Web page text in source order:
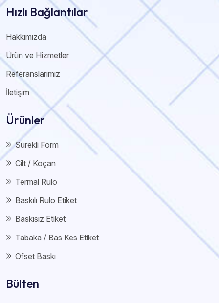
Hızlı Bağlantılar
Hakkımızda
Ürün ve Hizmetler
Referanslarımız
İletişim
Ürünler
Sürekli Form
Cilt / Koçan
Termal Rulo
Baskılı Rulo Etiket
Baskısız Etiket
Tabaka / Bas Kes Etiket
Ofset Baskı
Bülten